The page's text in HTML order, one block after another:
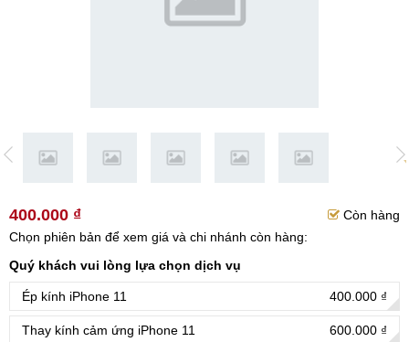
400.000 ₫
Còn hàng
Chọn phiên bản để xem giá và chi nhánh còn hàng:
Quý khách vui lòng lựa chọn dịch vụ
Ép kính iPhone 11 400.000 ₫
Thay kính cảm ứng iPhone 11 600.000 ₫